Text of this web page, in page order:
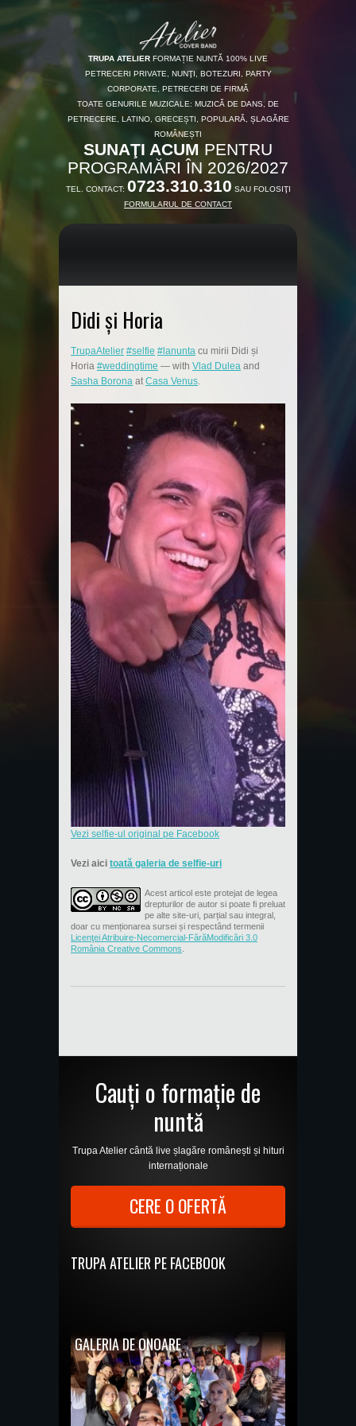
TRUPA ATELIER FORMAȚIE NUNTĂ 100% LIVE
PETRECERI PRIVATE, NUNŢI, BOTEZURI, PARTY
CORPORATE, PETRECERI DE FIRMĂ
TOATE GENURILE MUZICALE: MUZICĂ DE DANS, DE
PETRECERE, LATINO, GRECEȘTI, POPULARĂ, ȘLAGĂRE
ROMÂNEȘTI
SUNAŢI ACUM PENTRU
PROGRAMĂRI ÎN 2026/2027
TEL. CONTACT: 0723.310.310 SAU FOLOSIŢI
FORMULARUL DE CONTACT
Didi și Horia
TrupaAtelier #selfie #lanunta cu mirii Didi și
Horia #weddingtime — with Vlad Dulea and
Sasha Borona at Casa Venus
Vezi selfie-ul original pe Facebook
Vezi aici toată galeria de selfie-uri
Acest articol este protejat de legea
drepturilor de autor si poate fi preluat
pe alte site-uri, parțial sau integral,
doar cu menționarea sursei și respectând termenii
Licenţei Atribuire-Necomercial-FărăModificări 3.0
România Creative Commons
Cauți o formație de
nuntă
Trupa Atelier cântă live șlagăre românești și hituri
internaționale
CERE O OFERTĂ
TRUPA ATELIER PE FACEBOOK
GALERIA DE ONOARE